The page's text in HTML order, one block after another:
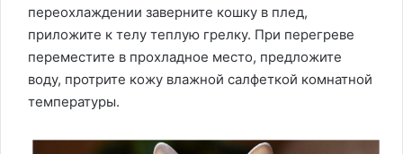
переохлаждении заверните кошку в плед,
приложите к телу теплую грелку. При перегреве
переместите в прохладное место, предложите
воду, протрите кожу влажной салфеткой комнатной
температуры.